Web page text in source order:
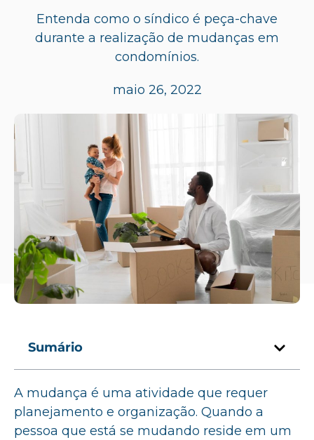
Entenda como o síndico é peça-chave
durante a realização de mudanças em
condomínios.
maio 26, 2022
Sumário
A mudança é uma atividade que requer
planejamento e organização. Quando a
pessoa que está se mudando reside em um